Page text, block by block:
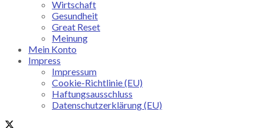
Wirtschaft
Gesundheit
Great Reset
Meinung
Mein Konto
Impress
Impressum
Cookie-Richtlinie (EU)
Haftungsausschluss
Datenschutzerklärung (EU)